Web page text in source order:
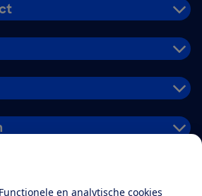
en analytische cookies